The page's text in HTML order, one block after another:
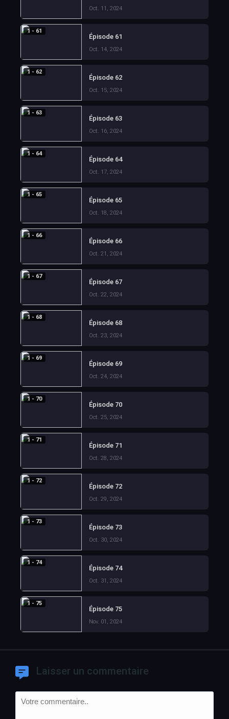
Oct. 11, 2024
1 - 61
Épisode 61
Oct. 14, 2024
1 - 62
Épisode 62
Oct. 15, 2024
1 - 63
Épisode 63
Oct. 16, 2024
1 - 64
Épisode 64
Oct. 17, 2024
1 - 65
Épisode 65
Oct. 18, 2024
1 - 66
Épisode 66
Oct. 21, 2024
1 - 67
Épisode 67
Oct. 22, 2024
1 - 68
Épisode 68
Oct. 23, 2024
1 - 69
Épisode 69
Oct. 24, 2024
1 - 70
Épisode 70
Oct. 25, 2024
1 - 71
Épisode 71
Oct. 28, 2024
1 - 72
Épisode 72
Oct. 29, 2024
1 - 73
Épisode 73
Oct. 30, 2024
1 - 74
Épisode 74
Oct. 31, 2024
1 - 75
Épisode 75
Nov. 01, 2024
Laisser un commentaire